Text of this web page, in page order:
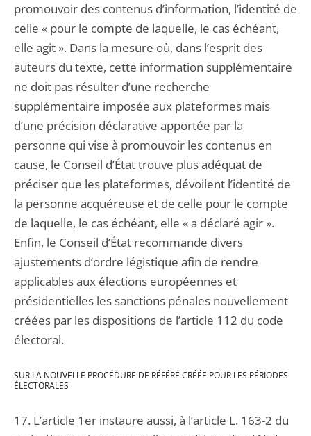
promouvoir des contenus d’information, l’identité de
celle « pour le compte de laquelle, le cas échéant,
elle agit ». Dans la mesure où, dans l’esprit des
auteurs du texte, cette information supplémentaire
ne doit pas résulter d’une recherche
supplémentaire imposée aux plateformes mais
d’une précision déclarative apportée par la
personne qui vise à promouvoir les contenus en
cause, le Conseil d’État trouve plus adéquat de
préciser que les plateformes, dévoilent l’identité de
la personne acquéreuse et de celle pour le compte
de laquelle, le cas échéant, elle « a déclaré agir ».
Enfin, le Conseil d’État recommande divers
ajustements d’ordre légistique afin de rendre
applicables aux élections européennes et
présidentielles les sanctions pénales nouvellement
créées par les dispositions de l’article 112 du code
électoral.
SUR LA NOUVELLE PROCÉDURE DE RÉFÉRÉ CRÉÉE POUR LES PÉRIODES
ÉLECTORALES
17. L’article 1er instaure aussi, à l’article L. 163-2 du